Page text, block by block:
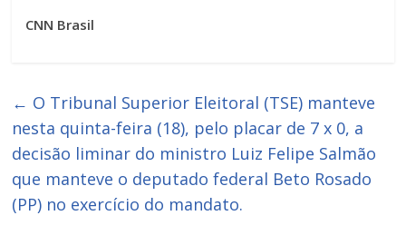
CNN Brasil
← O Tribunal Superior Eleitoral (TSE) manteve
nesta quinta-feira (18), pelo placar de 7 x 0, a
decisão liminar do ministro Luiz Felipe Salmão
que manteve o deputado federal Beto Rosado
(PP) no exercício do mandato.